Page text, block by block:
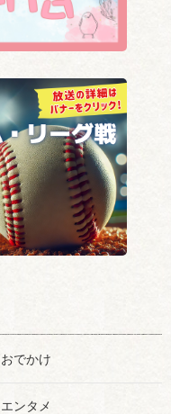
おでかけ
エンタメ